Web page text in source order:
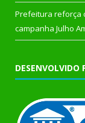
Prefeitura reforça
campanha Julho
DESENVOLVIDO